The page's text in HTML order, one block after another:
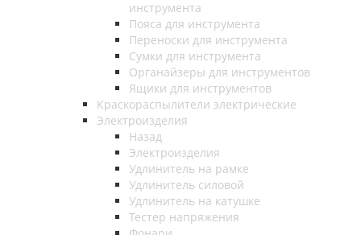
инструмента
Пояса для инструмента
Переноски для инструмента
Сумки для инструмента
Органайзеры для инструментов
Ящики для инструментов
Краскораспылители электрические
Электроизделия
Назад
Электроизделия
Удлинитель на рамке
Удлинитель силовой
Удлинитель на катушке
Тестер напряжения